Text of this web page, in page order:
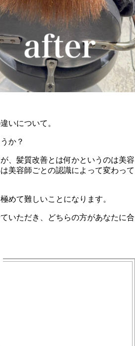
違いについて。
か？
、髪質改善とは何かというのは美容
美容師ごとの認識によって変わって
めて難しいことになります。
いただき、どちらの方があなたに合